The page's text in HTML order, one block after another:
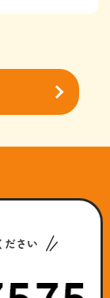
ださい